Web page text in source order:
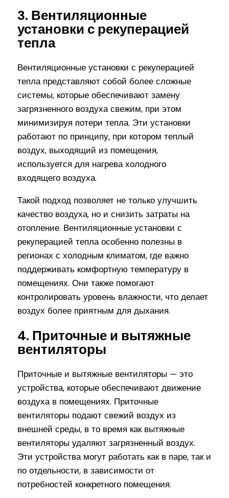
3. Вентиляционные
установки с рекуперацией
тепла
Вентиляционные установки с рекуперацией
тепла представляют собой более сложные
системы, которые обеспечивают замену
загрязненного воздуха свежим, при этом
минимизируя потери тепла. Эти установки
работают по принципу, при котором теплый
воздух, выходящий из помещения,
используется для нагрева холодного
входящего воздуха.
Такой подход позволяет не только улучшить
качество воздуха, но и снизить затраты на
отопление. Вентиляционные установки с
рекуперацией тепла особенно полезны в
регионах с холодным климатом, где важно
поддерживать комфортную температуру в
помещениях. Они также помогают
контролировать уровень влажности, что делает
воздух более приятным для дыхания.
4. Приточные и вытяжные
вентиляторы
Приточные и вытяжные вентиляторы — это
устройства, которые обеспечивают движение
воздуха в помещениях. Приточные
вентиляторы подают свежий воздух из
внешней среды, в то время как вытяжные
вентиляторы удаляют загрязненный воздух.
Эти устройства могут работать как в паре, так и
по отдельности, в зависимости от
потребностей конкретного помещения.